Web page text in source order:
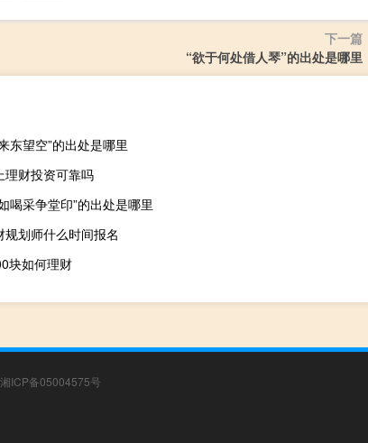
下一篇
“欲于何处借人琴”的出处是哪里
东望空”的出处是哪里
理财投资可靠吗
喝采争堂印”的出处是哪里
规划师什么时间报名
块如何理财
湘ICP备05004575号